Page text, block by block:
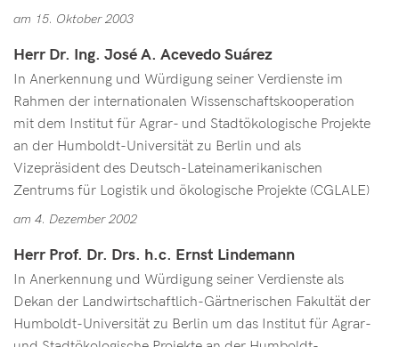
am 15. Oktober 2003
Herr Dr. Ing. José A. Acevedo Suárez
In Anerkennung und Würdigung seiner Verdienste im
Rahmen der internationalen Wissenschaftskooperation
mit dem Institut für Agrar- und Stadtökologische Projekte
an der Humboldt-Universität zu Berlin und als
Vizepräsident des Deutsch-Lateinamerikanischen
Zentrums für Logistik und ökologische Projekte (CGLALE)
am 4. Dezember 2002
Herr Prof. Dr. Drs. h.c. Ernst Lindemann
In Anerkennung und Würdigung seiner Verdienste als
Dekan der Landwirtschaftlich-Gärtnerischen Fakultät der
Humboldt-Universität zu Berlin um das Institut für Agrar-